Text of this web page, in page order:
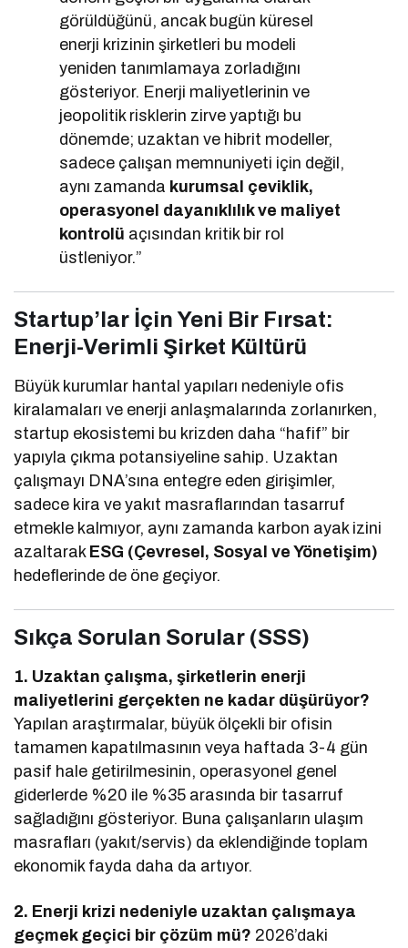
görüldüğünü, ancak bugün küresel
enerji krizinin şirketleri bu modeli
yeniden tanımlamaya zorladığını
gösteriyor. Enerji maliyetlerinin ve
jeopolitik risklerin zirve yaptığı bu
dönemde; uzaktan ve hibrit modeller,
sadece çalışan memnuniyeti için değil,
aynı zamanda kurumsal çeviklik,
operasyonel dayanıklılık ve maliyet
kontrolü açısından kritik bir rol
üstleniyor.”
Startup’lar İçin Yeni Bir Fırsat:
Enerji-Verimli Şirket Kültürü
Büyük kurumlar hantal yapıları nedeniyle ofis
kiralamaları ve enerji anlaşmalarında zorlanırken,
startup ekosistemi bu krizden daha “hafif” bir
yapıyla çıkma potansiyeline sahip. Uzaktan
çalışmayı DNA’sına entegre eden girişimler,
sadece kira ve yakıt masraflarından tasarruf
etmekle kalmıyor, aynı zamanda karbon ayak izini
azaltarak ESG (Çevresel, Sosyal ve Yönetişim)
hedeflerinde de öne geçiyor.
Sıkça Sorulan Sorular (SSS)
1. Uzaktan çalışma, şirketlerin enerji
maliyetlerini gerçekten ne kadar düşürüyor?
Yapılan araştırmalar, büyük ölçekli bir ofisin
tamamen kapatılmasının veya haftada 3-4 gün
pasif hale getirilmesinin, operasyonel genel
giderlerde %20 ile %35 arasında bir tasarruf
sağladığını gösteriyor. Buna çalışanların ulaşım
masrafları (yakıt/servis) da eklendiğinde toplam
ekonomik fayda daha da artıyor.
2. Enerji krizi nedeniyle uzaktan çalışmaya
geçmek geçici bir çözüm mü? 2026’daki